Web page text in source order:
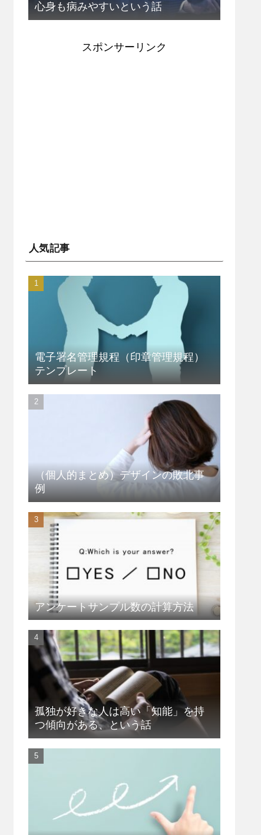
心身も病みやすいという話
スポンサーリンク
人気記事
電子署名管理規程（印章管理規程）
テンプレート
（個人的まとめ）デザインの敗北事
例
アンケートサンプル数の計算方法
孤独が好きな人は高い「知能」を持
つ傾向がある、という話